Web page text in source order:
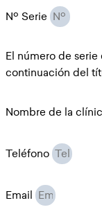
Nº Serie
El número de
continuación del
Nombre de la
Teléfono
Email